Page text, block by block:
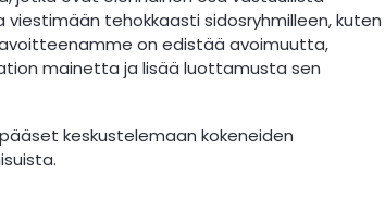
tehokkaasti sidosryhmilleen, kuten
on edistää avoimuutta,
mainetta ja lisää luottamusta sen
keskustelemaan kokeneiden